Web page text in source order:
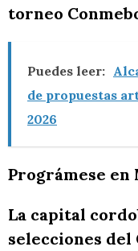
torneo
Puedes leer:
de propuestas
2026
Prográmese
La capital
selecciones